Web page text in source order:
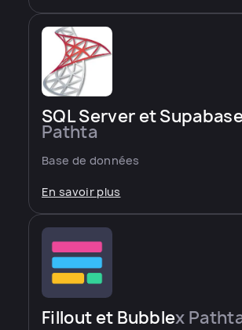
SQL Server et
Pathta
Base de données
En savoir plus
Fillout et Bubblex